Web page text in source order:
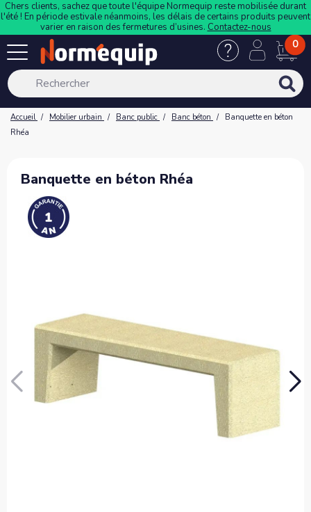
Chers clients, sachez que toute l'équipe Normequip reste mobilisée durant
l'été ! En période estivale néanmoins, les délais de certains produits peuvent
varier en raison des fermetures d’usines. Contactez-nous
0
Accueil Mobilier urbain Banc public Banc béton
Banquette en béton
Rhéa
Banquette en béton Rhéa